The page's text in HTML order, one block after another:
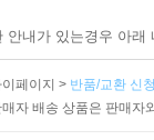
내가 있는경우 아
이페이지 > 반품/교환 신
매자 배송 상품은 판매자